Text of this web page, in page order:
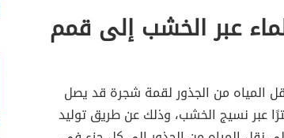
رفيعة وطويلة تمتد من السيقان إلى
وظيفة الخشب في حمل الماء من الجذور إلى
الطرق.
عبر الخشب إلى قمم